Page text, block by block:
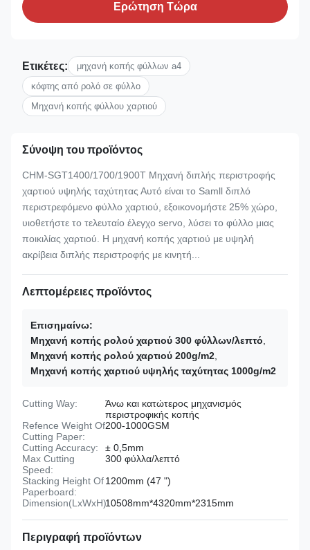
Ερώτηση Τώρα
Ετικέτες:
μηχανή κοπής φύλλων a4
κόφτης από ρολό σε φύλλο
Μηχανή κοπής φύλλου χαρτιού
Σύνοψη του προϊόντος
CHM-SGT1400/1700/1900T Μηχανή διπλής περιστροφής
χαρτιού υψηλής ταχύτητας Αυτό είναι το Samll διπλό
περιστρεφόμενο φύλλο χαρτιού, εξοικονομήστε 25% χώρο,
υιοθετήστε το τελευταίο έλεγχο servo, λύσει το φύλλο μιας
ποικιλίας χαρτιού. Η μηχανή κοπής χαρτιού με υψηλή
ακρίβεια διπλής περιστροφής με κινητή...
Λεπτομέρειες προϊόντος
Επισημαίνω:
Μηχανή κοπής ρολού χαρτιού 300 φύλλων/λεπτό
Μηχανή κοπής ρολού χαρτιού 200g/m2
Μηχανή κοπής χαρτιού υψηλής ταχύτητας 1000g/m2
Cutting Way:
Άνω και κατώτερος μηχανισμός
περιστροφικής κοπής
Refence Weight Of
Cutting Paper:
200-1000GSM
Cutting Accuracy:
± 0,5mm
Max Cutting
Speed:
300 φύλλα/λεπτό
Stacking Height Of
Paperboard:
1200mm (47 ")
Dimension(LxWxH):10508mm*4320mm*2315mm
Περιγραφή προϊόντων